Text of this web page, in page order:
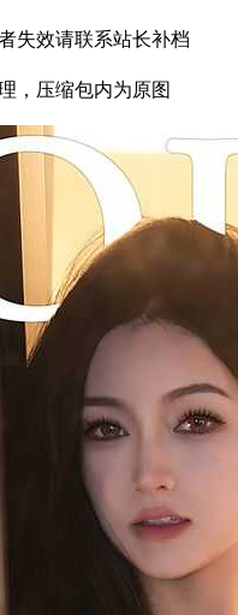
失效请联系站长补档
，压缩包内为原图